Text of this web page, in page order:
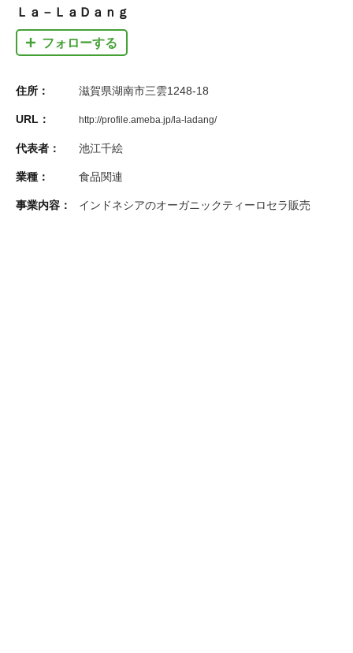
Ｌａ－ＬａＤａｎｇ
フォローする
住所： 滋賀県湖南市三雲1248-18
URL： http://profile.ameba.jp/la-ladang/
代表者： 池江千絵
業種： 食品関連
事業内容： インドネシアのオーガニックティーロセラ販売